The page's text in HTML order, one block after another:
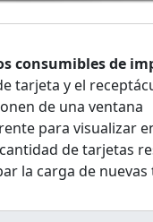
consumibles de
tarjeta y el
de una ventana
para visualizar
de tarjetas
la carga de nuevas